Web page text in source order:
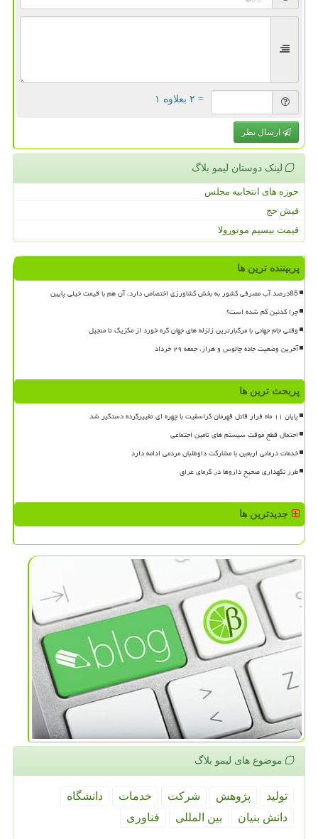
= ۲ بعلاوه ۱
ارسال نظر
لینک دوستان لیمو بلاگ
حوزه های انتخابیه مجلس
فیش حج
قیمت بیسیم موتورولا
پربیننده ترین ها
85درصد آب مصرفی کشور به بخش کشاورزی اختصاص دارد، آن هم با قیمت خیلی پایین
چرا کدئین کم شده است؟
وقتی جام جهانی با مرگبارترین زلزله های جهان گره خورد از مکزیک تا منجیل
آخرین وضعیت جاده چالوس و هراز، جمعه ۲۹ خرداد
پربحث ترین ها
پایان ۱۱ ماه فرار قاتل قهرمان کراسفیت با چهره ای تغییرکرده دستگیر شد
احتمال قطع موقت سیستم های تامین اجتماعی
خدمات درمانی اربعین با مشارکت داوطلبان مردمی ادامه دارد
طرز نگهداری صحیح داروها در گرمای عراق
جدیدترین ها
موضوع های لیمو بلاگ
تولید پژوهش شركت خدمات
دانشگاه
دانش بنیان
بین المللی فناوری